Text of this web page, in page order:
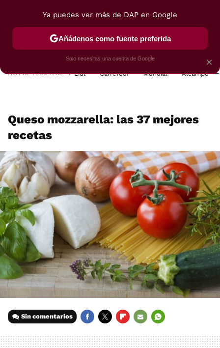
POSTRES VIAJES SELECCIÓN VEGUI
HOY SE HABLA DE Lidl Carrefour Mundial Alcampo
Queso mozzarella: las 37 mejores
recetas
Sin comentarios
MAIL
×
Ya puedes ver más de DAP en Google
Añádenos como fuente preferida
Solo necesitas una cuenta de Google